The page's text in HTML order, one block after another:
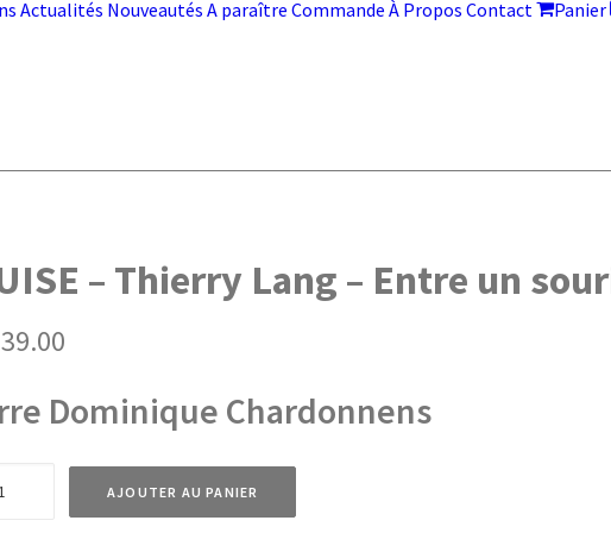
Actualités Nouveautés A paraître Commande À Propos Contact Panier
– Thierry Lang – Entre un
39.00
Dominique Chardonnens
AJOUTER AU PANIER